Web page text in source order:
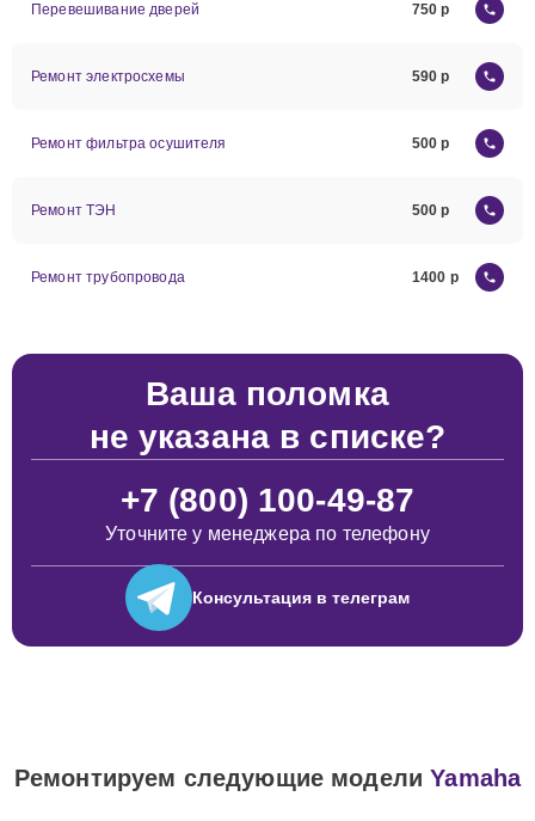
Перевешивание дверей 750
Ремонт электросхемы 590
Ремонт фильтра осушителя 500
Ремонт ТЭН 500
Ремонт трубопровода 1400
Ваша поломка
не указана в списке?
+7 (800) 100-49-87
Уточните у менеджера по телефону
Консультация в телеграм
Ремонтируем следующие моделиYamaha